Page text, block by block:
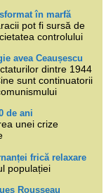
în marfă
pot fi sursă de
controlului
avea Ceaușescu
dintre 1944
sunt continuatorii
de ani
unei crize
frică relaxare
populației
Rousseau